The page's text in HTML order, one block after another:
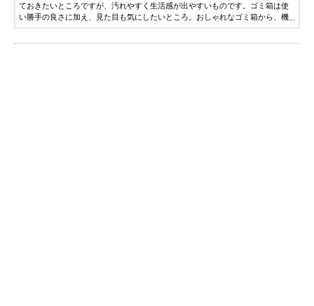
ておきたいところですが、汚れやすく生活感が出やすいものです。ゴミ箱は使
い勝手の良さに加え、見た目も気にしたいところ。おしゃれなゴミ箱から、機